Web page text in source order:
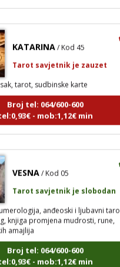
tarot, sudbinske karte
Broj tel: 064/600-600
tel:0,93€ - mob:1,12€ min
anđeoski i ljubavni tarot,
knjiga promjena mudrosti, rune,
amajlija
Broj tel: 064/600-600
tel:0,93€ - mob:1,12€ min